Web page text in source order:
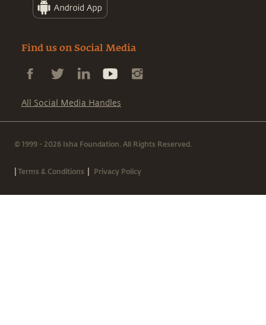
Find us on Social Media
All Social Media Handles
© 1999 - 2026 Isha Foundation. All Rights Reserved.
|Terms & Conditions | Privacy Policy